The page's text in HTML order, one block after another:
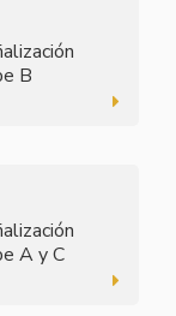
B
A y C